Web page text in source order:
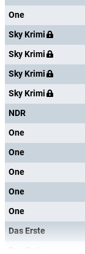
One
Sky Krimi
Sky Krimi
Sky Krimi
Sky Krimi
NDR
One
One
One
One
One
Das Erste